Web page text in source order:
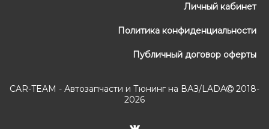
Личный кабинет
Политика конфиденциальности
Публичный договор оферты
CAR-TEAM - Автозапчасти и Тюнинг на ВАЗ/LADA
2018-
2026